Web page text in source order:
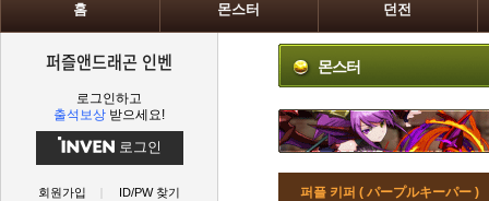
홈 몬스터 던전
퍼즐앤드래곤 인벤
로그인하고
출석보상 받으세요!
로그인
회원가입 ID/PW 찾기
몬스터
퍼플 키퍼 ( パープルキーパー )